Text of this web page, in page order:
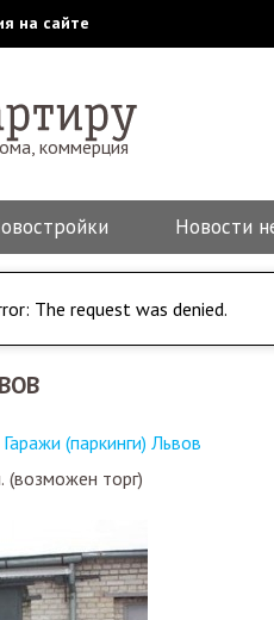
на сайте
коммерция
Новости
The request was denied.
Гаражи (паркинги) Львов
(возможен торг)